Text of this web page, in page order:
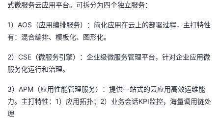
式微服务云应用平台。可拆分为四个独立服务：
1 ） AOS （应用编排服务）：简化应用在云上的部署过程，主打特性
有：混合编排、模板化、图形化。
2） CSE （微服务引擎）：企业级微服务管理平台，针对企业应用微
服务化运行和治理。
3） APM （应用性能管理服务）：提供一站式的云应用高效运维能
力。主打特性： 1 ）应用拓扑； 2）业务会话KPI监控，海量调用链处
理